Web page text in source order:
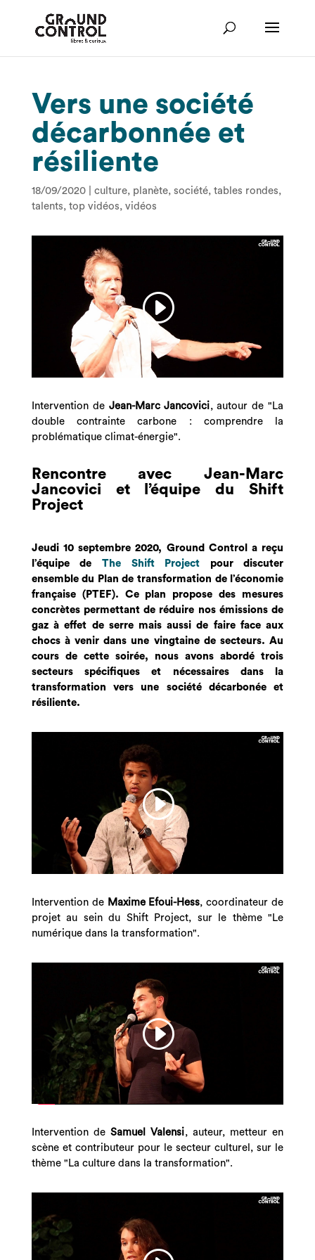
Vers une société
décarbonnée et
résiliente
18/09/2020| culture, planète, société, tables rondes,
talents, top vidéos, vidéos
Intervention de Jean-Marc Jancovici, autour de "La
double contrainte carbone : comprendre la
problématique climat-énergie".
Rencontre avec Jean-Marc
Jancovici et l’équipe du Shift
Project
Jeudi 10 septembre 2020, Ground Control a reçu
l’équipe de The Shift Project pour discuter
ensemble du Plan de transformation de l’économie
française (PTEF). Ce plan propose des mesures
concrètes permettant de réduire nos émissions de
gaz à effet de serre mais aussi de faire face aux
chocs à venir dans une vingtaine de secteurs. Au
cours de cette soirée, nous avons abordé trois
secteurs spécifiques et nécessaires dans la
transformation vers une société décarbonée et
résiliente.
Intervention de Maxime Efoui-Hess, coordinateur de
projet au sein du Shift Project, sur le thème " Le
numérique dans la transformation".
Intervention deSamuel Valensi, auteur, metteur en
scène et contributeur pour le secteur culturel , sur le
thème " La culture dans la transformation".